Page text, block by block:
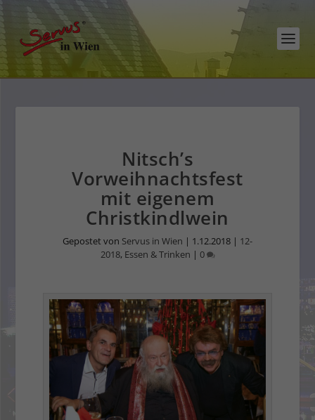
Nitsch’s
Vorweihnachtsfest
mit eigenem
Christkindlwein
Gepostet von Servus in Wien | 1.12.2018 | 12-
2018, Essen & Trinken | 0